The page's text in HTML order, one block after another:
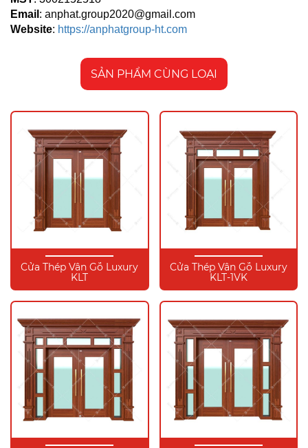
Email : anphat.group2020@gmail.com
Website: https://anphatgroup-ht.com
SẢN PHẨM CÙNG LOẠI
Cửa Thép Vân Gỗ Luxury
KLT
Cửa Thép Vân Gỗ Luxury
KLT-1VK